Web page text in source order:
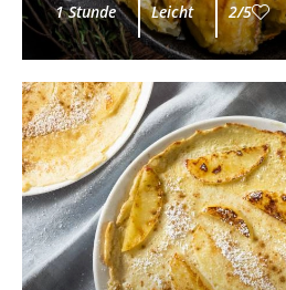
1 Stunde Leicht 2/5